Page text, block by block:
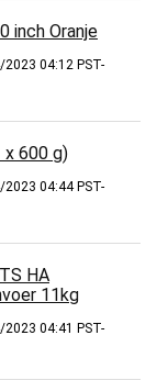
inch Oranje
04:12 PST-
x 600 g)
04:44 PST-
HA
11kg
04:41 PST-